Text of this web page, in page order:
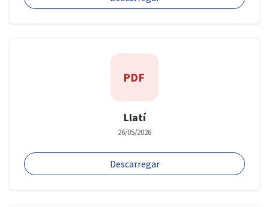
PDF
Llatí
26/05/2026
Descarregar